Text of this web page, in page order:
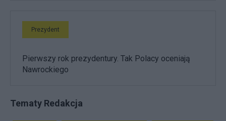
Prezydent
Pierwszy rok prezydentury. Tak Polacy oceniają
Nawrockiego
Tematy Redakcja